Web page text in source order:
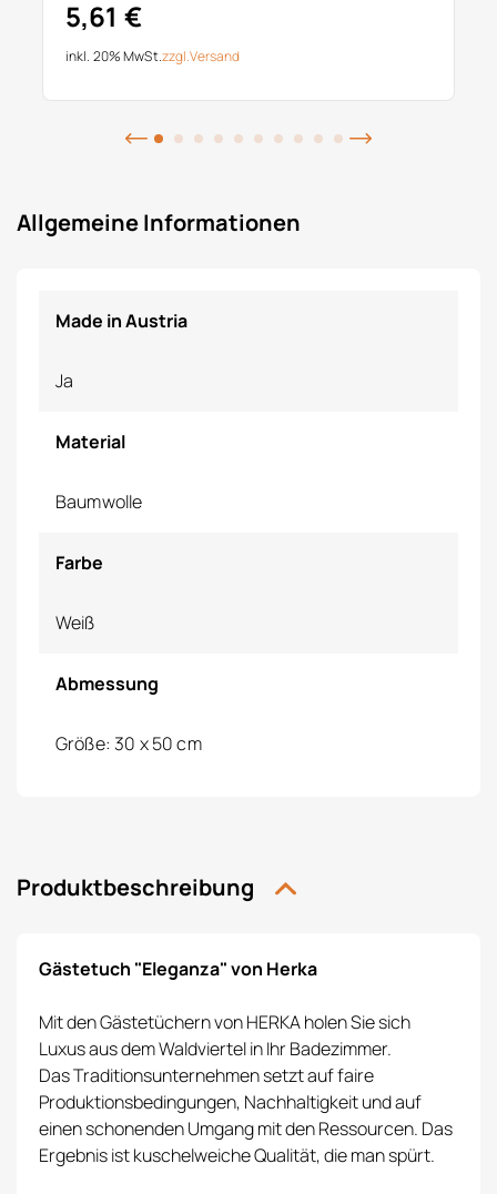
5,61 €
inkl. 20% MwSt.zzgl.Versand
Allgemeine Informationen
Made in Austria
Ja
Material
Baumwolle
Farbe
Weiß
Abmessung
Größe: 30 x 50 cm
Produktbeschreibung
Gästetuch "Eleganza" von Herka
Mit den Gästetüchern von HERKA holen Sie sich
Luxus aus dem Waldviertel in Ihr Badezimmer.
Das Traditionsunternehmen setzt auf faire
Produktionsbedingungen, Nachhaltigkeit und auf
einen schonenden Umgang mit den Ressourcen. Das
Ergebnis ist kuschelweiche Qualität, die man spürt.